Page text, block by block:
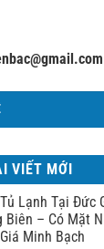
VIẾT MỚI
Lạnh Tại Đức
Biên – Có Mặt
Minh Bạch